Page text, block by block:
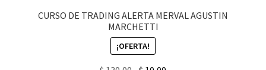
CURSO DE TRADING ALERTA MERVAL AGUSTIN
MARCHETTI
¡OFERTA!